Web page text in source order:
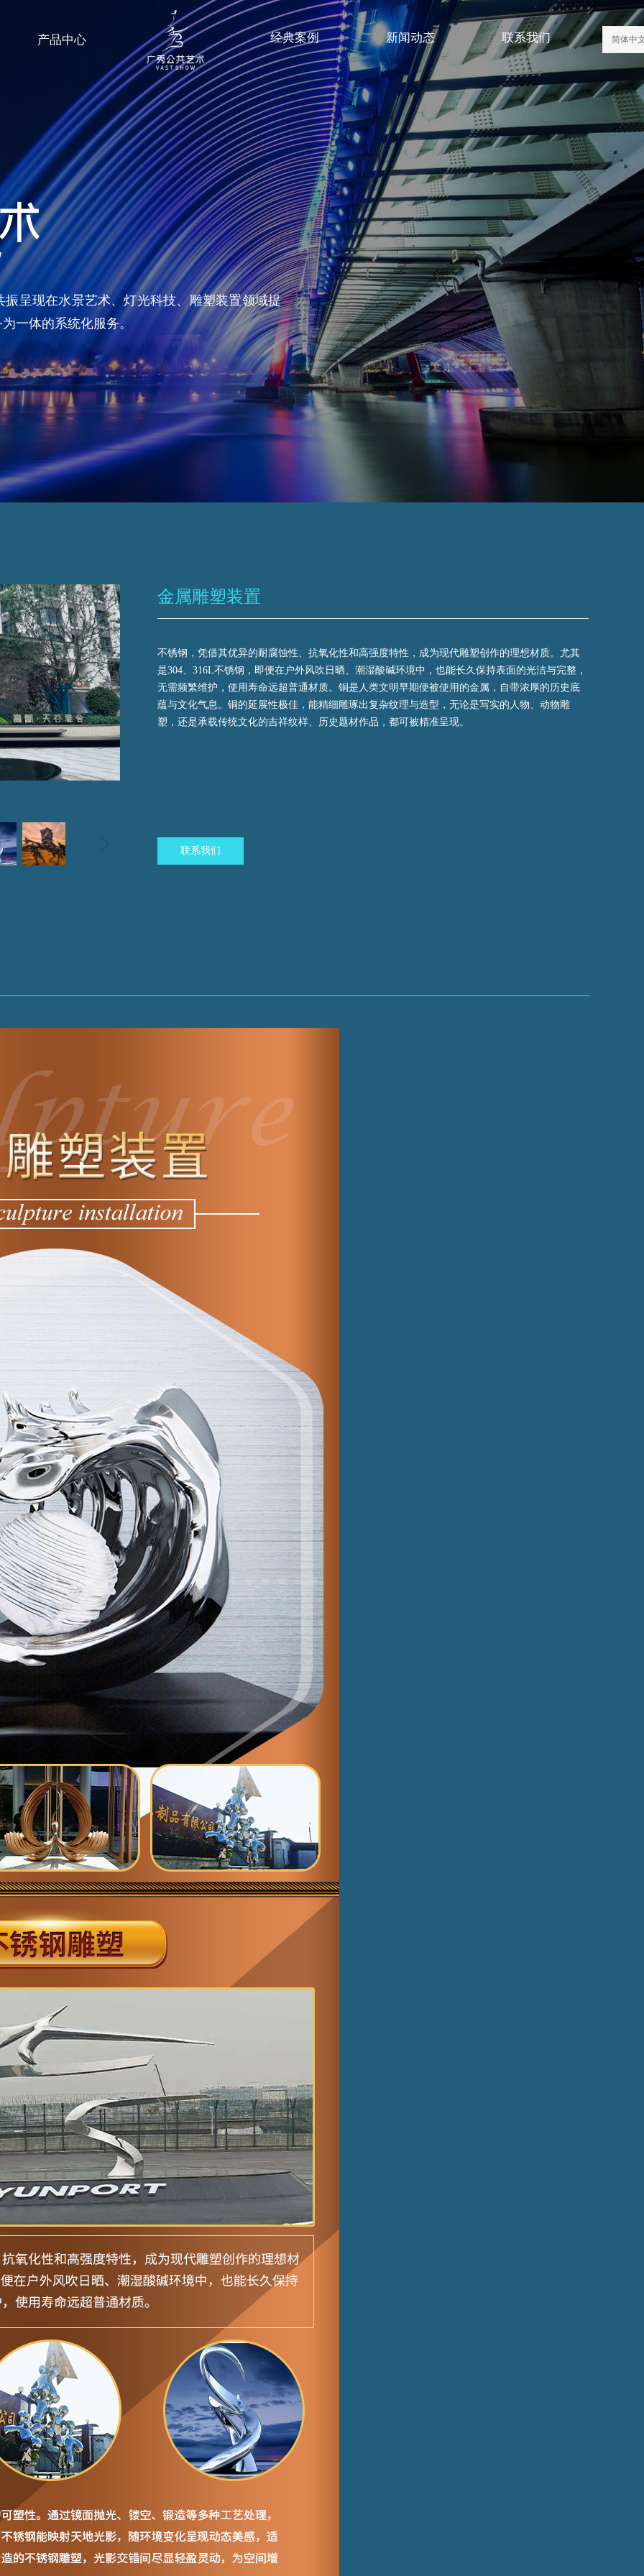
经典案例 新闻动态 联系我们 简体中
产品中心
ꁇ
金属雕塑装置
不锈钢，凭借其优异的耐腐蚀性、抗氧化性和高强度特性，成为现代雕塑创作的理想材质。尤其
是304、316L不锈钢，即便在户外风吹日晒、潮湿酸碱环境中，也能长久保持表面的光洁与完整，
无需频繁维护，使用寿命远超普通材质。铜是人类文明早期便被使用的金属，自带浓厚的历史底
蕴与文化气息。铜的延展性极佳，能精细雕琢出复杂纹理与造型，无论是写实的人物、动物雕
塑，还是承载传统文化的吉祥纹样、历史题材作品，都可被精准呈现。
联系我们
呈现在水景艺术、灯光科技、雕塑装置领域提
一体的系统化服务。